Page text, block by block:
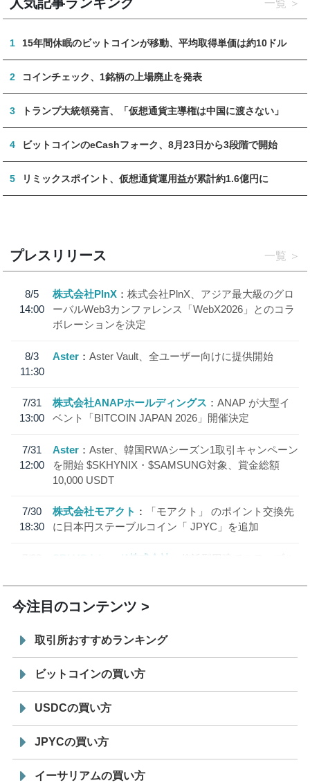
一覧
1 15年間休眠のビットコインが移動、平均取得単価は約10ドル
2 コインチェック、1銘柄の上場廃止を発表
3 トランプ大統領発言、「仮想通貨主導権は中国に渡さない」
4 ビットコインのeCashフォーク、8月23日から3段階で開始
5 リミックスポイント、仮想通貨運用益が累計約1.6億円に
プレスリリース 一覧
8/5
14:00
株式会社PlnX
株式会社PlnX、アジア最大級のグロ
ーバルWeb3カンファレンス「WebX2026」とのコラ
ボレーションを決定
8/3
11:30
Aster Aster Vault、全ユーザー向けに提供開始
7/31
13:00
株式会社ANAPホールディングス
ANAP が大型イ
ベント「BITCOIN JAPAN 2026」開催決定
7/31
12:00
Aster
Aster、韓国RWAシーズン1取引キャンペーン
を開始 $SKHYNIX・$SAMSUNG対象、賞金総額
10,000 USDT
7/30
18:30
株式会社モアクト
「モアクト」 のポイント交換先
に日本円ステーブルコイン「 JPYC」を追加
7/29
SBI VCトレード株式会社
信託型円建てステーブル
今注目のコンテンツ
取引所おすすめランキング
ビットコインの買い方
USDCの買い方
JPYCの買い方
イーサリアムの買い方